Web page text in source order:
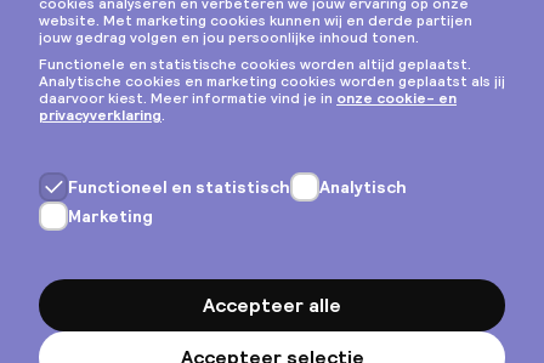
Privacy & cookies
Algemene voorwaarden